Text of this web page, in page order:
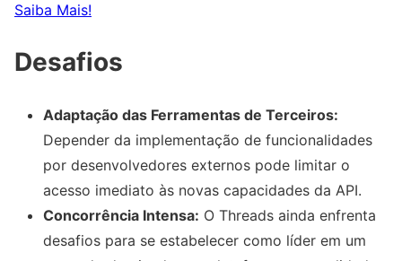
Saiba Mais!
Desafios
Adaptação das Ferramentas de Terceiros:
Depender da implementação de funcionalidades
por desenvolvedores externos pode limitar o
acesso imediato às novas capacidades da API.
Concorrência Intensa: O Threads ainda enfrenta
desafios para se estabelecer como líder em um